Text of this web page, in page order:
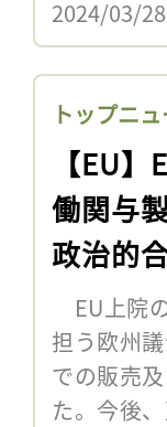
2024/03/28
トップニ
【EU
働関与
政治的
EU上院
担う欧州
での販売
た。今後